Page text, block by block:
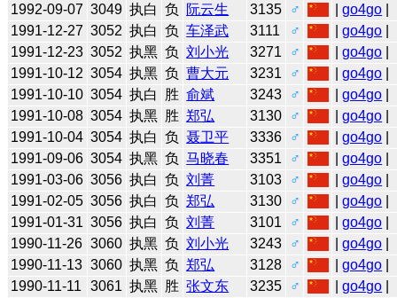
1992-09-07 3049 执白 负 阮云生 3135 ♂ |go4go
1991-12-27 3052 执白 负 车泽武 3111 ♂ |go4go
1991-12-23 3052 执黑 负 刘小光 3271 ♂ |go4go
1991-10-12 3054 执黑 负 曹大元 3231 ♂ |go4go
1991-10-10 3054 执白 胜 俞斌 3243 ♂ |go4go
1991-10-08 3054 执黑 胜 郑弘 3130 ♂ |go4go
1991-10-04 3054 执白 负 聂卫平 3336 ♂ |go4go
1991-09-06 3054 执黑 负 马晓春 3351 ♂ |go4go
1991-03-06 3056 执白 负 刘菁 3103 ♂ |go4go
1991-02-05 3056 执白 负 郑弘 3130 ♂ |go4go
1991-01-31 3056 执白 负 刘菁 3101 ♂ |go4go
1990-11-26 3060 执黑 负 刘小光 3243 ♂ |go4go
1990-11-13 3060 执黑 负 郑弘 3128 ♂ |go4go
1990-11-11
3061 执黑 胜 张文东 3235 ♂ |go4go